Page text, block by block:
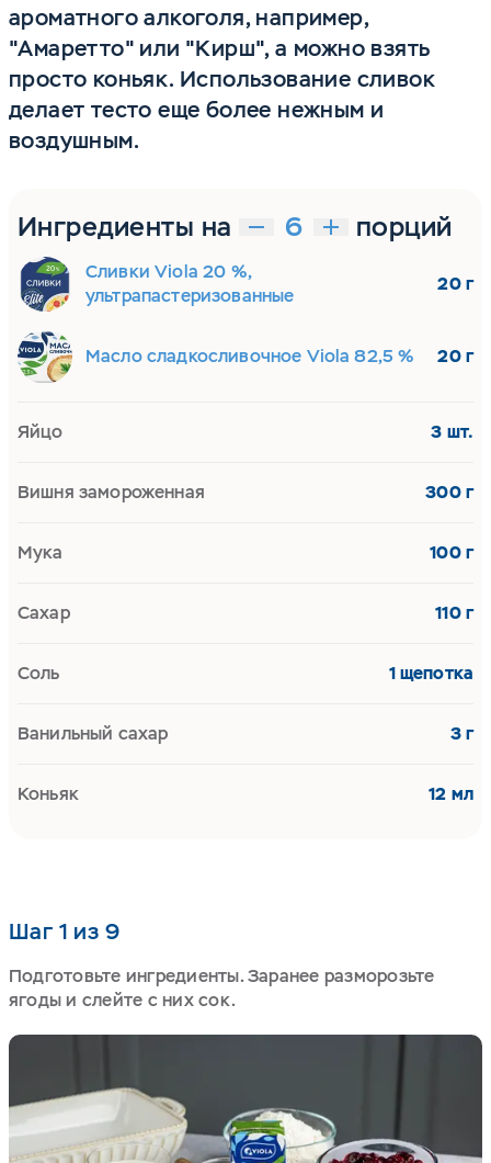
ароматного алкоголя, например,
"Амаретто" или "Кирш", а можно взять
просто коньяк. Использование сливок
делает тесто еще более нежным и
воздушным.
Шаг 1 из 9
Подготовьте ингредиенты. Заранее разморозьте
ягоды и слейте с них сок.
Ингредиенты на порций
Сливки Viola 20 %,
ультрапастеризованные
20 г
Масло сладкосливочное Viola 82,5 % 20 г
Яйцо 3 шт.
Вишня замороженная 300 г
Мука 100 г
Сахар 110 г
Соль 1 щепотка
Ванильный сахар 3 г
Коньяк 12 мл